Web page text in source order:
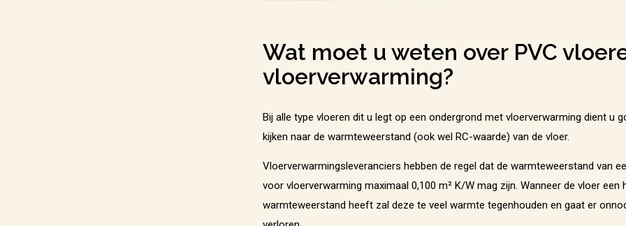
Wat moet u weten over PVC
vloerverwarming?
Bij alle type vloeren dit u legt op een ondergrond met vloerverwarming dient u
kijken naar de warmteweerstand (ook wel RC-waarde) van de vloer.
Vloerverwarmingsleveranciers hebben de regel dat de warmteweerstand van
voor vloerverwarming maximaal 0,100 m² K/W mag zijn. Wanneer de vloer een
warmteweerstand heeft zal deze te veel warmte tegenhouden en gaat er